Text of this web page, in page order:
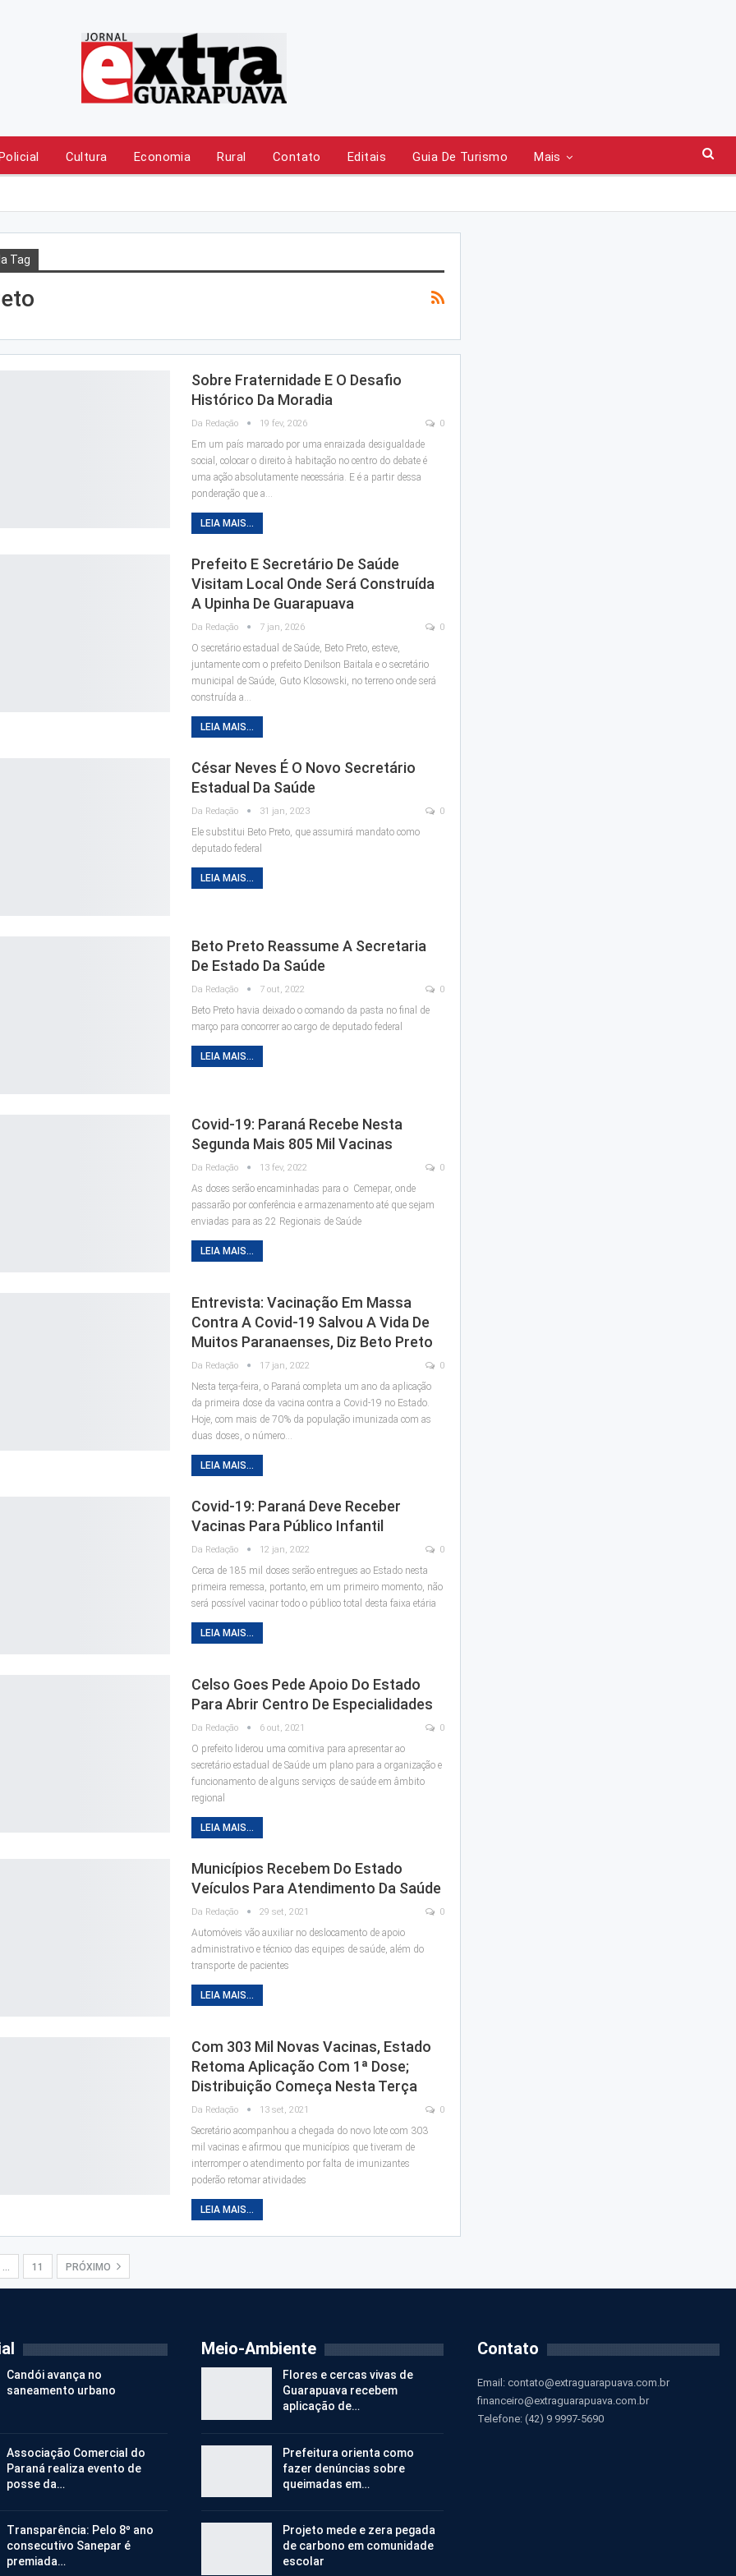
Cultura Economia Rural Contato Editais Guia De Turismo Mais
Tag
Sobre Fraternidade E O Desafio
Histórico Da Moradia
Da Redação 19 fev, 2026 0
Em um país marcado por uma enraizada desigualdade
social, colocar o direito à habitação no centro do debate é
uma ação absolutamente necessária. E é a partir dessa
ponderação que a…
LEIA MAIS...
Prefeito E Secretário De Saúde
Visitam Local Onde Será Construída
A Upinha De Guarapuava
Da Redação 7 jan, 2026 0
O secretário estadual de Saúde, Beto Preto, esteve,
juntamente com o prefeito Denilson Baitala e o secretário
municipal de Saúde, Guto Klosowski, no terreno onde será
construída a…
LEIA MAIS...
César Neves É O Novo Secretário
Estadual Da Saúde
Da Redação 31 jan, 2023 0
Ele substitui Beto Preto, que assumirá mandato como
deputado federal
LEIA MAIS...
Beto Preto Reassume A Secretaria
De Estado Da Saúde
Da Redação 7 out, 2022 0
Beto Preto havia deixado o comando da pasta no final de
março para concorrer ao cargo de deputado federal
LEIA MAIS...
Covid-19: Paraná Recebe Nesta
Segunda Mais 805 Mil Vacinas
Da Redação 13 fev, 2022 0
As doses serão encaminhadas para o Cemepar, onde
passarão por conferência e armazenamento até que sejam
enviadas para as 22 Regionais de Saúde
LEIA MAIS...
Entrevista: Vacinação Em Massa
Contra A Covid-19 Salvou A Vida De
Muitos Paranaenses, Diz Beto Preto
Da Redação 17 jan, 2022 0
Nesta terça-feira, o Paraná completa um ano da aplicação
da primeira dose da vacina contra a Covid-19 no Estado.
Hoje, com mais de 70% da população imunizada com as
duas doses, o número…
LEIA MAIS...
Covid-19: Paraná Deve Receber
Vacinas Para Público Infantil
Da Redação 12 jan, 2022 0
Cerca de 185 mil doses serão entregues ao Estado nesta
primeira remessa, portanto, em um primeiro momento, não
será possível vacinar todo o público total desta faixa etária
LEIA MAIS...
Celso Goes Pede Apoio Do Estado
Para Abrir Centro De Especialidades
Da Redação 6 out, 2021 0
O prefeito liderou uma comitiva para apresentar ao
secretário estadual de Saúde um plano para a organização e
funcionamento de alguns serviços de saúde em âmbito
regional
LEIA MAIS...
Municípios Recebem Do Estado
Veículos Para Atendimento Da Saúde
Da Redação 29 set, 2021 0
Automóveis vão auxiliar no deslocamento de apoio
administrativo e técnico das equipes de saúde, além do
transporte de pacientes
LEIA MAIS...
Com 303 Mil Novas Vacinas, Estado
Retoma Aplicação Com 1ª Dose;
Distribuição Começa Nesta Terça
Da Redação 13 set, 2021 0
Secretário acompanhou a chegada do novo lote com 303
mil vacinas e afirmou que municípios que tiveram de
interromper o atendimento por falta de imunizantes
poderão retomar atividades
LEIA MAIS...
11 PRÓXIMO
Candói avança no
saneamento urbano
Associação Comercial do
Paraná realiza evento de
posse da…
Transparência: Pelo 8º ano
consecutivo Sanepar é
premiada…
Meio-Ambiente
Flores e cercas vivas de
Guarapuava recebem
aplicação de…
Prefeitura orienta como
fazer denúncias sobre
queimadas em…
Projeto mede e zera pegada
de carbono em comunidade
escolar
Contato
Email: contato@extraguarapuava.com.br
financeiro@extraguarapuava.com.br
Telefone: (42) 9 9997-5690